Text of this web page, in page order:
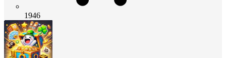
1946